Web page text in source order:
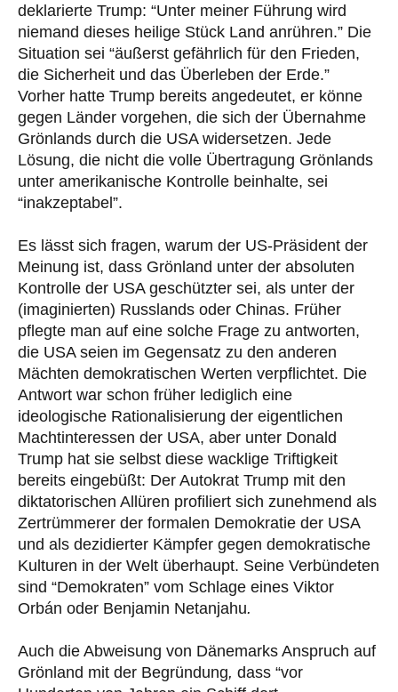
deklarierte Trump: “Unter meiner Führung wird
niemand dieses heilige Stück Land anrühren.” Die
Situation sei “äußerst gefährlich für den Frieden,
die Sicherheit und das Überleben der Erde.”
Vorher hatte Trump bereits angedeutet, er könne
gegen Länder vorgehen, die sich der Übernahme
Grönlands durch die USA widersetzen. Jede
Lösung, die nicht die volle Übertragung Grönlands
unter amerikanische Kontrolle beinhalte, sei
“inakzeptabel”.
Es lässt sich fragen, warum der US-Präsident der
Meinung ist, dass Grönland unter der absoluten
Kontrolle der USA geschützter sei, als unter der
(imaginierten) Russlands oder Chinas. Früher
pflegte man auf eine solche Frage zu antworten,
die USA seien im Gegensatz zu den anderen
Mächten demokratischen Werten verpflichtet. Die
Antwort war schon früher lediglich eine
ideologische Rationalisierung der eigentlichen
Machtinteressen der USA, aber unter Donald
Trump hat sie selbst diese wacklige Triftigkeit
bereits eingebüßt: Der Autokrat Trump mit den
diktatorischen Allüren profiliert sich zunehmend als
Zertrümmerer der formalen Demokratie der USA
und als dezidierter Kämpfer gegen demokratische
Kulturen in der Welt überhaupt. Seine Verbündeten
sind “Demokraten” vom Schlage eines Viktor
Orbán oder Benjamin Netanjahu.
Auch die Abweisung von Dänemarks Anspruch auf
Grönland mit der Begründung, dass “vor